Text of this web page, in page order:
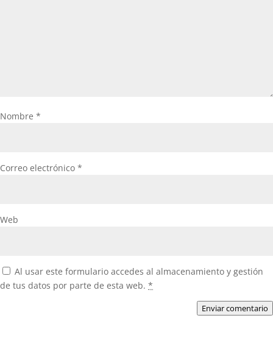
Nombre *
Correo electrónico *
Web
Al usar este formulario accedes al almacenamiento y gestión
de tus datos por parte de esta web. *
Enviar comentario